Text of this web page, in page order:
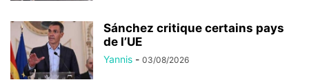
Sánchez critique certains pays
de l’UE
Yannis - 03/08/2026